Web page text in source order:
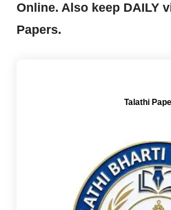
Online. Also keep DAILY
Papers.
Talathi